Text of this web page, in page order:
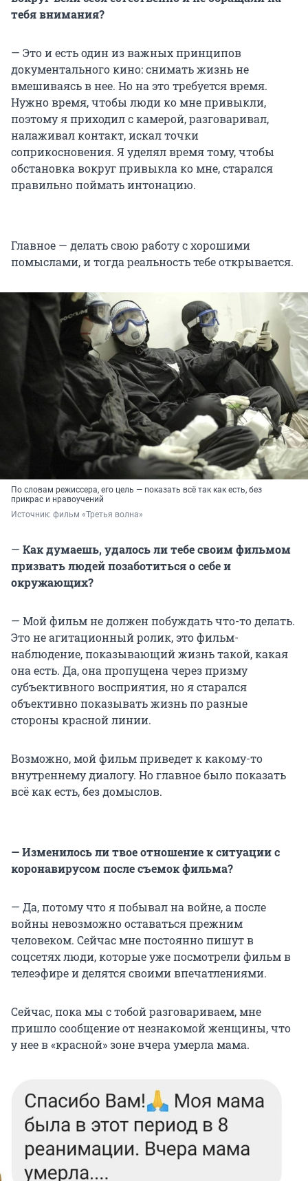
тебя внимания?
— Это и есть один из важных принципов
документального кино: снимать жизнь не
вмешиваясь в нее. Но на это требуется время.
Нужно время, чтобы люди ко мне привыкли,
поэтому я приходил с камерой, разговаривал,
налаживал контакт, искал точки
соприкосновения. Я уделял время тому, чтобы
обстановка вокруг привыкла ко мне, старался
правильно поймать интонацию.
Главное — делать свою работу с хорошими
помыслами, и тогда реальность тебе открывается.
По словам режиссера, его цель — показать всё так как есть, без
прикрас и нравоучений
Источник: фильм «Третья волна»
— Как думаешь, удалось ли тебе своим фильмом
призвать людей позаботиться о себе и
окружающих?
— Мой фильм не должен побуждать что-то делать.
Это не агитационный ролик, это фильм-
наблюдение, показывающий жизнь такой, какая
она есть. Да, она пропущена через призму
субъективного восприятия, но я старался
объективно показывать жизнь по разные
стороны красной линии.
Возможно, мой фильм приведет к какому-то
внутреннему диалогу. Но главное было показать
всё как есть, без домыслов.
— Изменилось ли твое отношение к ситуации с
коронавирусом после съемок фильма?
— Да, потому что я побывал на войне, а после
войны невозможно оставаться прежним
человеком. Сейчас мне постоянно пишут в
соцсетях люди, которые уже посмотрели фильм в
телеэфире и делятся своими впечатлениями.
Сейчас, пока мы с тобой разговариваем, мне
пришло сообщение от незнакомой женщины, что
у нее в «красной» зоне вчера умерла мама.